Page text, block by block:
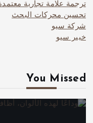
ترجمة علامة تجارية معتمدة
تحسين محركات البحث
شركة سيو
خبير سيو
You Missed